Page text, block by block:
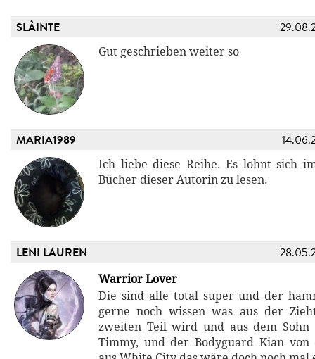
SLÀINTE
Gut geschrieben weiter so
MARIA1989
Ich liebe diese Reihe. Es lohnt sich
Bücher dieser Autorin zu lesen.
LENI LAUREN
Warrior Lover
Die sind alle total super und der
gerne noch wissen was aus der
zweiten Teil wird und aus dem
Timmy, und der Bodyguard Kian von